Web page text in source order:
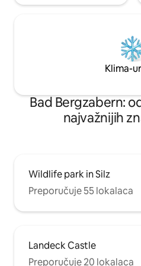
Klima-
Bad Bergzabern:
najvažnijih
Wildlife park in Silz
Preporučuje 55 lokalaca
Landeck Castle
Preporučuje 20 lokalaca